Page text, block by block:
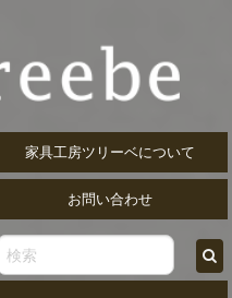
家具工房ツリーベについて
お問い合わせ